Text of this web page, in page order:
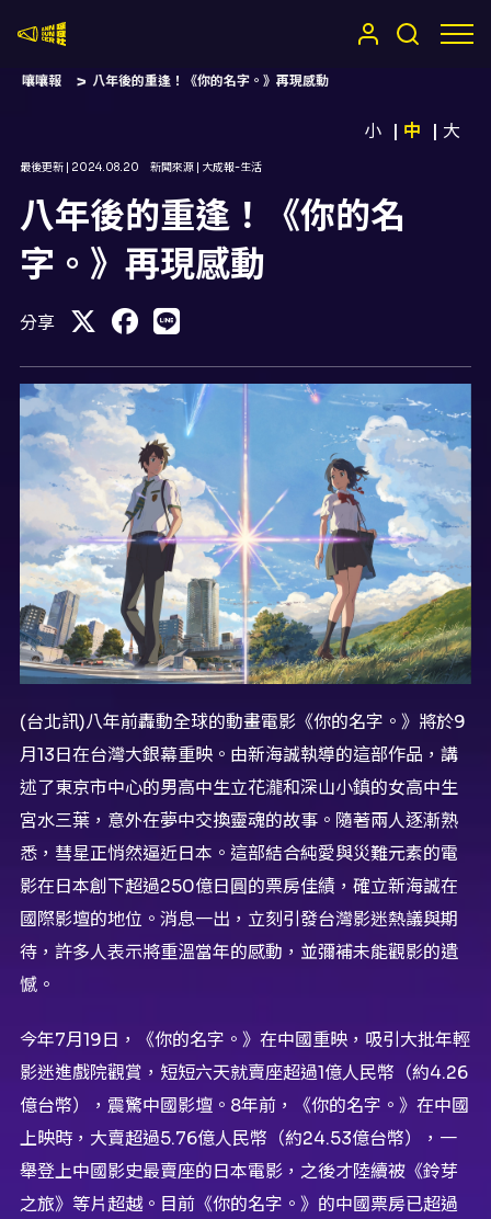
嚷嚷報 八年後的重逢！《你的名字。》再現感動
小 中 大
最後更新 | 2024.08.20 新聞來源 | 大成報-生活
八年後的重逢！《你的名
字。》再現感動
分享
(台北訊)八年前轟動全球的動畫電影《你的名字。》將於9
月13日在台灣大銀幕重映。由新海誠執導的這部作品，講
述了東京市中心的男高中生立花瀧和深山小鎮的女高中生
宮水三葉，意外在夢中交換靈魂的故事。隨著兩人逐漸熟
悉，彗星正悄然逼近日本。這部結合純愛與災難元素的電
影在日本創下超過250億日圓的票房佳績，確立新海誠在
國際影壇的地位。消息一出，立刻引發台灣影迷熱議與期
待，許多人表示將重溫當年的感動，並彌補未能觀影的遺
憾。
今年7月19日，《你的名字。》在中國重映，吸引大批年輕
影迷進戲院觀賞，短短六天就賣座超過1億人民幣（約4.26
億台幣），震驚中國影壇。8年前，《你的名字。》在中國
上映時，大賣超過5.76億人民幣（約24.53億台幣），一
舉登上中國影史最賣座的日本電影，之後才陸續被《鈴芽
之旅》等片超越。目前《你的名字。》的中國票房已超過